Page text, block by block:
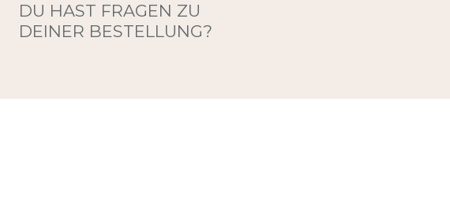
DU HAST FRAGEN ZU
DEINER BESTELLUNG?